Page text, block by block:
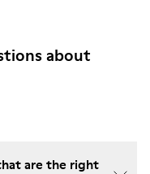
about
are the right